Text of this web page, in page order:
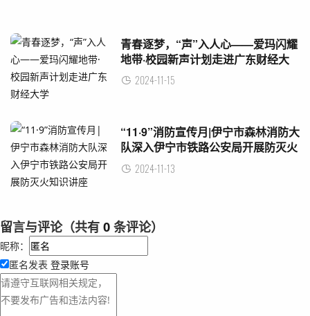
青春逐梦，“声”入人心——爱玛闪耀
地带·校园新声计划走进广东财经大
学 2024-11-15
“11·9”消防宣传月|伊宁市森林消防大
队深入伊宁市铁路公安局开展防灭火
知识讲座
2024-11-13
留言与评论（共有 0 条评论）
昵称：
匿名发表 登录账号